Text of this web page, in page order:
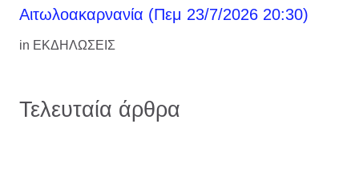
Αιτωλοακαρνανία (Πεμ 23/7/2026 20:30)
in ΕΚΔΗΛΩΣΕΙΣ
Τελευταία άρθρα